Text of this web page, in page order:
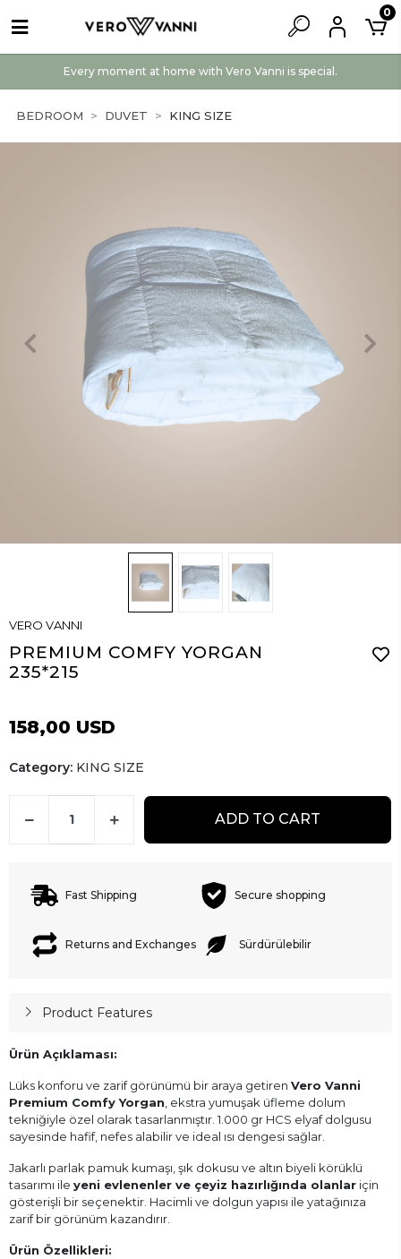
Every moment at home with Vero Vanni is special.
0
BEDROOM DUVET KING SIZE
VERO VANNI
PREMIUM COMFY YORGAN
235*215
158,00 USD
Category: KING SIZE
ADD TO CART
Fast Shipping Secure shopping
Returns and Exchanges Sürdürülebilir
Product Features
Ürün Açıklaması:
Lüks konforu ve zarif görünümü bir araya getiren Vero Vanni
Premium Comfy Yorgan , ekstra yumuşak üfleme dolum
tekniğiyle özel olarak tasarlanmıştır. 1.000 gr HCS elyaf dolgusu
sayesinde hafif, nefes alabilir ve ideal ısı dengesi sağlar.
Jakarlı parlak pamuk kumaşı, şık dokusu ve altın biyeli körüklü
tasarımı ile yeni evlenenler ve çeyiz hazırlığında olanlar için
gösterişli bir seçenektir. Hacimli ve dolgun yapısı ile yatağınıza
zarif bir görünüm kazandırır.
Ürün Özellikleri: